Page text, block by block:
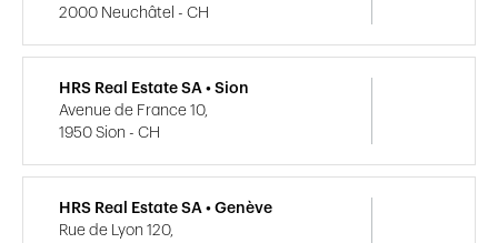
2000 Neuchâtel - CH
HRS Real Estate SA • Sion
Avenue de France 10,
1950 Sion - CH
HRS Real Estate SA • Genève
Rue de Lyon 120,